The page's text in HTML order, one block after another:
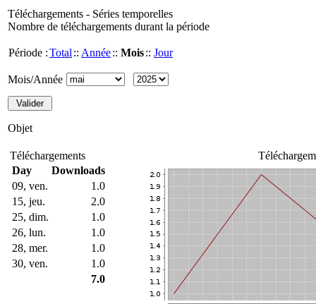
Téléchargements - Séries temporelles
Nombre de téléchargements durant la période
Période :Total :: Année:: Mois:: Jour
Mois/Année
Objet
Téléchargements
Day
Downloads
09, ven.
1.0
15, jeu.
2.0
25, dim.
1.0
26, lun.
1.0
28, mer.
1.0
30, ven.
1.0
7.0